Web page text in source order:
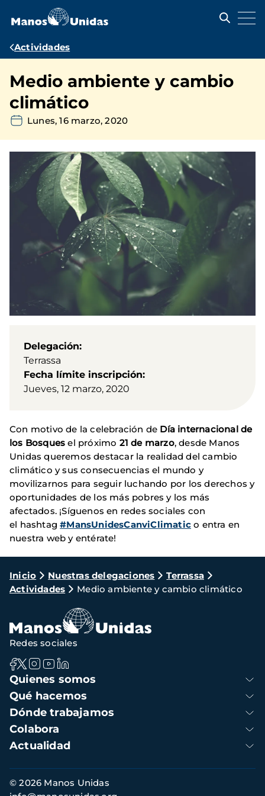
contenido
Ruta
navegación
Actividades
Medio ambiente y cambio
climático
Lunes, 16 marzo, 2020
Delegación
Terrassa
Fecha límite inscripción
Jueves, 12 marzo, 2020
Con motivo de la celebración de Día internacional de
los Bosques el próximo 21 de marzo, desde Manos
Unidas queremos destacar la realidad del cambio
climático y sus consecuencias el mundo y
movilizarnos para seguir luchando por los derechos y
oportunidades de los más pobres y los más
afectados. ¡Síguenos en redes sociales con
el hashtag#MansUnidesCanviClimatic o entra en
nuestra web y entérate!
Ruta
de
navegación
Inicio Nuestras delegaciones
Terrassa
Actividades
Medio ambiente y cambio climático
Navegación
principal
Quienes somos
Qué hacemos
Dónde trabajamos
Colabora
Actualidad
Redes sociales
Información
de
© 2026 Manos Unidas